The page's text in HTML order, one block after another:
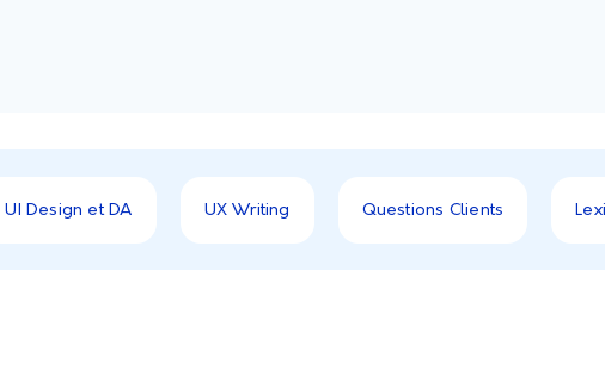
UI Design et DA UX Writing Questions Clients